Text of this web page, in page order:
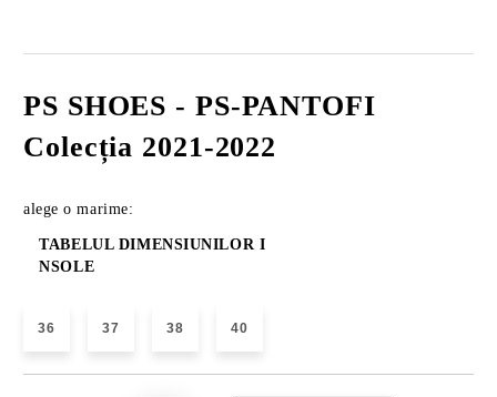
PS SHOES - PS-PANTOFI
Colecția 2021-2022
alege o marime:
TABELUL DIMENSIUNILOR I
NSOLE
36 37 38 40